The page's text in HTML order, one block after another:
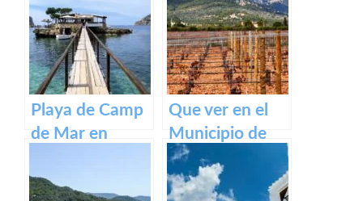
belleza de
Menorca
Playa de Camp
de Mar en
Que ver en el
Municipio de
Binissalem en
Baleares